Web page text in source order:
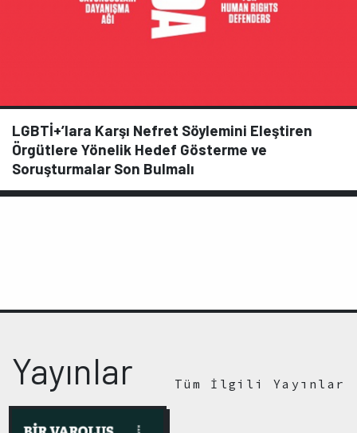
LGBTİ+’lara Karşı Nefret Söylemini Eleştiren
Örgütlere Yönelik Hedef Gösterme ve
Soruşturmalar Son Bulmalı
Yayınlar Tüm İlgili Yayınlar